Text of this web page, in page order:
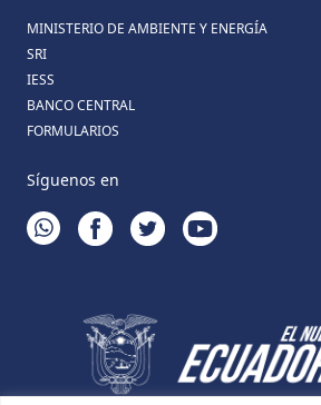
MINISTERIO DE AMBIENTE Y ENERGÍA
SRI
IESS
BANCO CENTRAL
FORMULARIOS
Síguenos en
WHATSAPPFACEBOOKTWITTERYOUTUBE